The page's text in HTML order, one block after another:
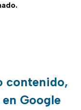
contenido,
Google